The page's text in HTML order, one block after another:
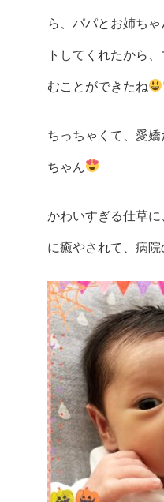
ら、パパとお姉ち
トしてくれたから
むことができたね
ちっちゃくて、愛
ちゃん
かわいすぎる仕草
に癒やされて、病